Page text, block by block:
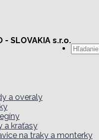
- SLOVAKIA s.r.o.
Hľadať:
a overaly
a kraťasy
na traky a monterky